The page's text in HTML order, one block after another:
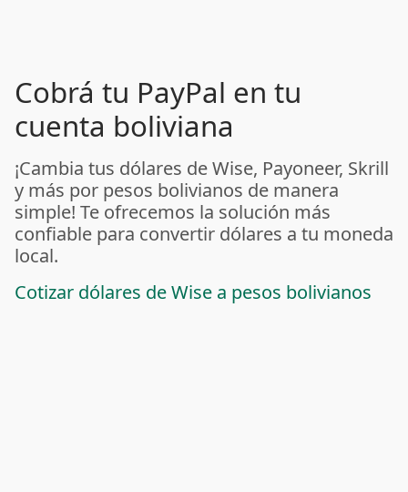
Cobrá tu PayPal en tu
cuenta boliviana
¡Cambia tus dólares de Wise, Payoneer, Skrill
y más por pesos bolivianos de manera
simple! Te ofrecemos la solución más
confiable para convertir dólares a tu moneda
local.
Cotizar dólares de Wise a pesos bolivianos